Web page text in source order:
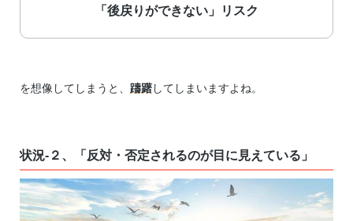
「後戻りができない」リスク
を想像してしまうと、 躊躇してしまいますよね。
状況-２、「反対・否定されるのが目に見えている」